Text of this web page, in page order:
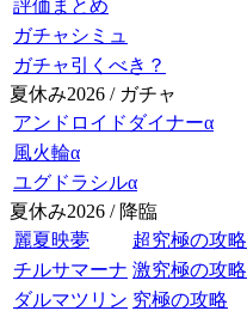
評価まとめ
ガチャシミュ
ガチャ引くべき？
夏休み2026 / ガチャ
アンドロイドダイナーα
風火輪α
ユグドラシルα
夏休み2026 / 降臨
麗夏映夢
超究極の攻略
チルサマーナ 激究極の攻略
ダルマツリン 究極の攻略